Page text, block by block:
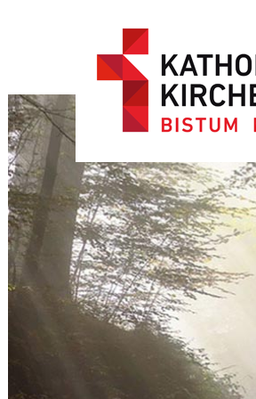
Artikel filtern